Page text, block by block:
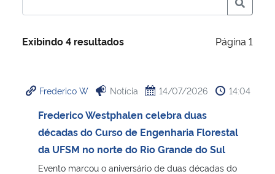
Ministério da Cidadania
Ministério de Minas e Energia
Exibindo 4 resultados Página 1
Frederico W Notícia 14/07/2026 14:04
Frederico Westphalen celebra duas
décadas do Curso de Engenharia Florestal
da UFSM no norte do Rio Grande do Sul
Evento marcou o aniversário de duas décadas do